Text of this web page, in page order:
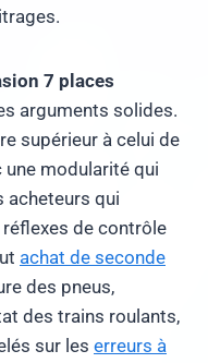
7 places
arguments solides.
supérieur à celui de
une modularité qui
acheteurs qui
de contrôle
achat de seconde
des pneus,
des trains roulants,
sur les erreurs à